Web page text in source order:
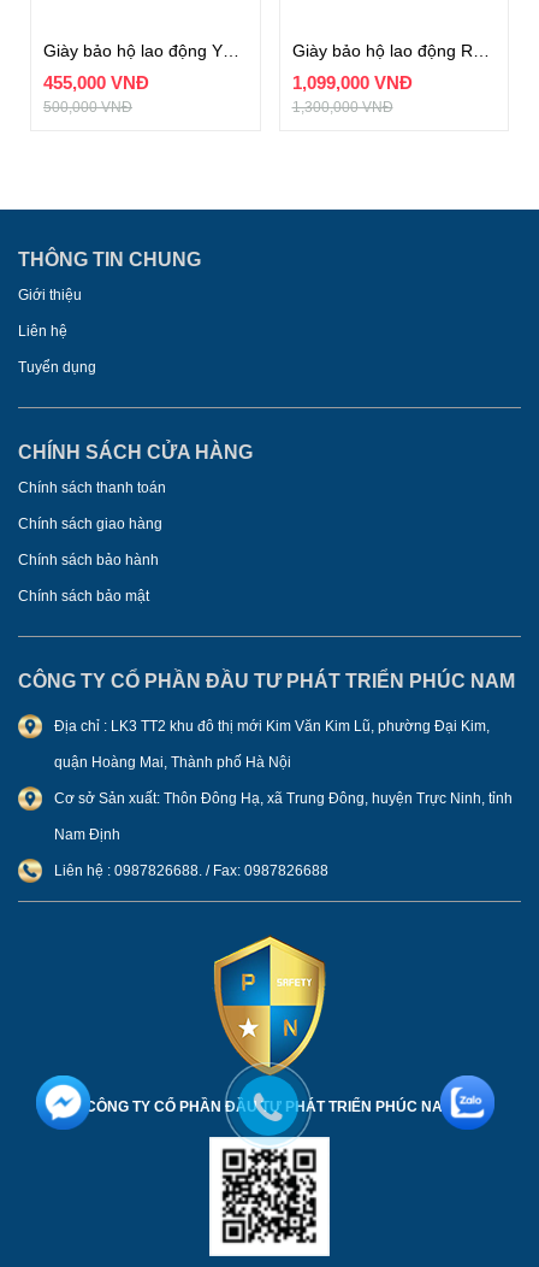
455,000 VNĐ
500,000 VNĐ
1,099,000 VNĐ
1,300,000 VNĐ
THÔNG TIN CHUNG
Giới thiệu
Liên hệ
Tuyển dụng
CHÍNH SÁCH CỬA HÀNG
Chính sách thanh toán
Chính sách giao hàng
Chính sách bảo hành
Chính sách bảo mật
CÔNG TY CỔ PHẦN ĐẦU TƯ PHÁT TRIỂN PHÚC NAM
Địa chỉ : LK3 TT2 khu đô thị mới Kim Văn Kim Lũ, phường Đại Kim,
quận Hoàng Mai, Thành phố Hà Nội
Cơ sở Sản xuất: Thôn Đông Hạ, xã Trung Đông, huyện Trực Ninh, tỉnh
Nam Định
Liên hệ : 0987826688. / Fax: 0987826688
CÔNG TY CỔ PHẦN ĐẦU TƯ PHÁT TRIỂN PHÚC NAM